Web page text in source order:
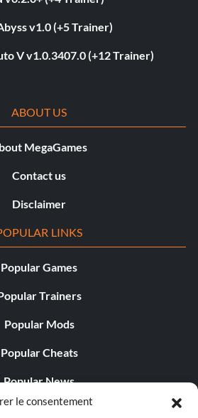
le consentement
v1.0 (+5 Trainer)
V v1.0.3407.0 (+12 Trainer)
ABOUT US
MegaGames
Contact us
Disclaimer
LINKS
Popular Games
Trainers
Popular Mods
Popular Cheats
Popular News
Editorials